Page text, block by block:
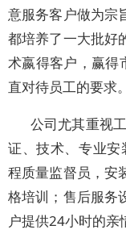
意服务客户做为宗
都培养了一大批好
术嬴得客户，赢得
直对待员工的要求。
公司尤其重视
证、技术、专业安
程质量监督员，安
格培训；售后服务
户提供24小时的亲